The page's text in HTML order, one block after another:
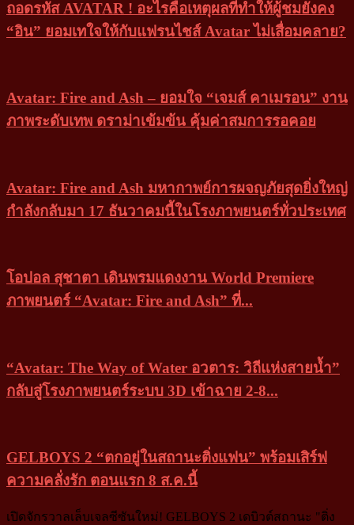
ถอดรหัส AVATAR ! อะไรคือเหตุผลที่ทำให้ผู้ชมยังคง
“อิน” ยอมเทใจให้กับแฟรนไชส์ Avatar ไม่เสื่อมคลาย?
Avatar: Fire and Ash – ยอมใจ “เจมส์ คาเมรอน” งาน
ภาพระดับเทพ ดราม่าเข้มข้น คุ้มค่าสมการรอคอย
Avatar: Fire and Ash มหากาพย์การผจญภัยสุดยิ่งใหญ่
กำลังกลับมา 17 ธันวาคมนี้ในโรงภาพยนตร์ทั่วประเทศ
โอปอล สุชาตา เดินพรมแดงงาน World Premiere
ภาพยนตร์ “Avatar: Fire and Ash” ที่...
“Avatar: The Way of Water อวตาร: วิถีแห่งสายน้ำ”
กลับสู่โรงภาพยนตร์ระบบ 3D เข้าฉาย 2-8...
GELBOYS 2 “ตกอยู่ในสถานะติ่งแฟน” พร้อมเสิร์ฟ
ความคลั่งรัก ตอนแรก 8 ส.ค.นี้
เปิดจักรวาลเล็บเจลซีซันใหม่! GELBOYS 2 เดบิวต์สถานะ "ติ่ง